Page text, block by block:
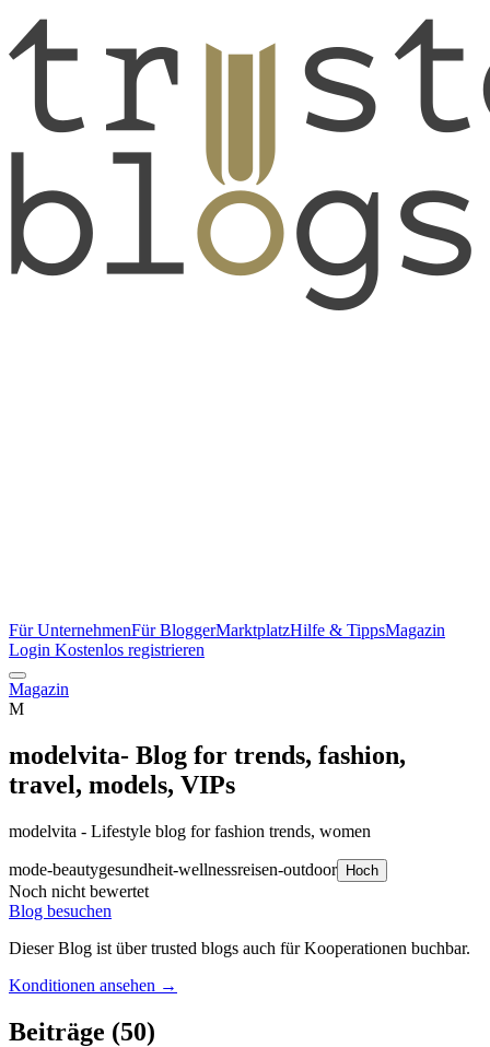
Für UnternehmenFür BloggerMarktplatzHilfe & TippsMagazin
Login Kostenlos registrieren
Magazin
M
modelvita- Blog for trends, fashion,
travel, models, VIPs
modelvita - Lifestyle blog for fashion trends, women
mode-beautygesundheit-wellnessreisen-outdoor Hoch
Noch nicht bewertet
Blog besuchen
Dieser Blog ist über trusted blogs auch für Kooperationen buchbar.
Konditionen ansehen →
Beiträge (50)